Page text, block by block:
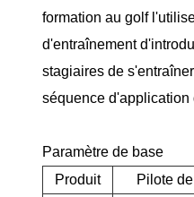
formation au golf
d'entraînement
stagiaires de
séquence d'application
Paramètre de base
Produit
Pilote